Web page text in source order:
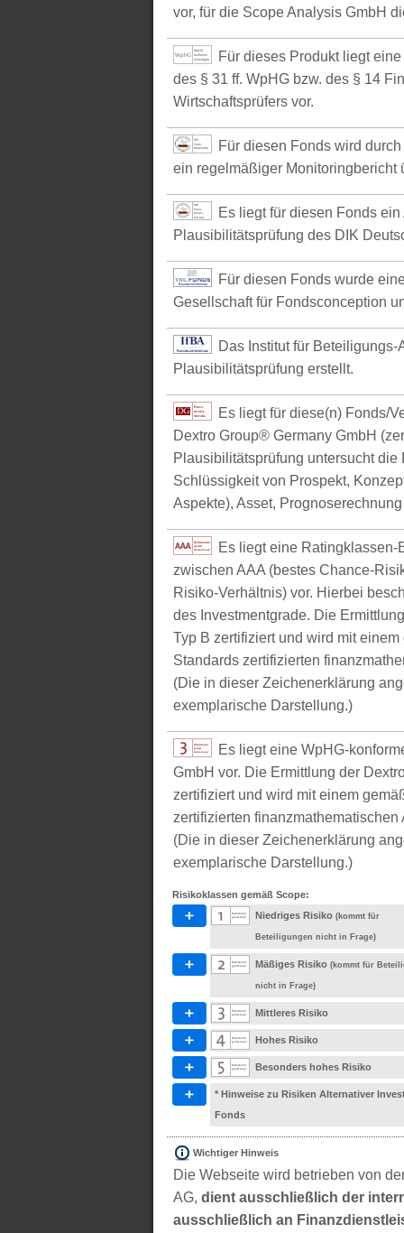
vor, für die Scope Analysis GmbH
Für dieses Produkt liegt
des § 31 ff. WpHG bzw. des § 14
Wirtschaftsprüfers vor.
Für diesen Fonds wird
ein regelmäßiger Monitoringbericht
Es liegt für diesen Fonds
Plausibilitätsprüfung des DIK
Für diesen Fonds wurde
Gesellschaft für Fondsconception
Das Institut für
Plausibilitätsprüfung erstellt.
Es liegt für diese(n) Fonds/
Dextro Group® Germany GmbH
Plausibilitätsprüfung untersucht
Schlüssigkeit von Prospekt,
Aspekte), Asset,
Es liegt eine Ratingklassen-
zwischen AAA (bestes Chance-
Risiko-Verhältnis) vor. Hierbei
des Investmentgrade. Die
Typ B zertifiziert und wird mit
Standards zertifizierten
(Die in dieser Zeichenerklärung
exemplarische Darstellung.)
Es liegt eine WpHG-
GmbH vor. Die Ermittlung der
zertifiziert und wird mit einem
zertifizierten
(Die in dieser Zeichenerklärung
exemplarische Darstellung.)
Risikoklassen gemäß Scope:
Niedriges Risiko (kommt für
Beteiligungen nicht in Frage)
Mäßiges Risiko (kommt für
nicht in Frage)
Mittleres Risiko
Hohes Risiko
Besonders hohes Risiko
* Hinweise zu Risiken Alternativer
Fonds
Wichtiger Hinweis
Die Webseite wird betrieben von
AG, dient ausschließlich der
ausschließlich an